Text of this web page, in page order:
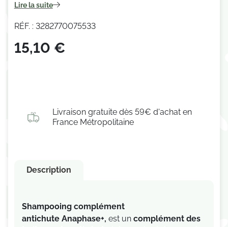
Lire la suite
RÉF. : 3282770075533
15,10 €
Livraison gratuite dès 59€ d'achat en
France Métropolitaine
Description
Shampooing complément
antichute Anaphase+, est un complément des